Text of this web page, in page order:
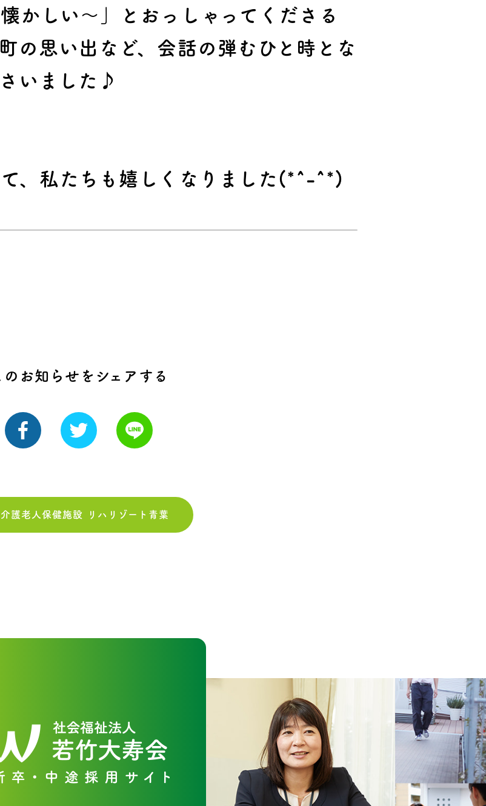
かしい～」とおっしゃってくださる
の思い出など、 会話の弾むひと時とな
いました♪
、私たちも嬉しくなりました(*^-^*)
のお知らせをシェアする
介護老人保健施設 リハリゾート青葉